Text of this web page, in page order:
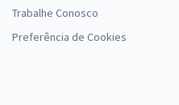
Trabalhe Conosco
Preferência de Cookies